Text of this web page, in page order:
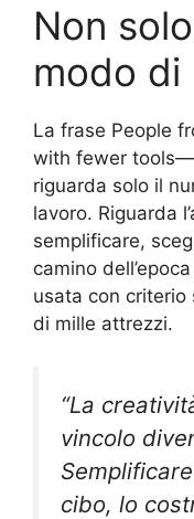
Non
modo di
La frase People
with fewer
riguarda solo il
lavoro. Riguarda
semplificare,
camino
usata con criterio
di mille attrezzi.
“La
vincolo
cibo, lo